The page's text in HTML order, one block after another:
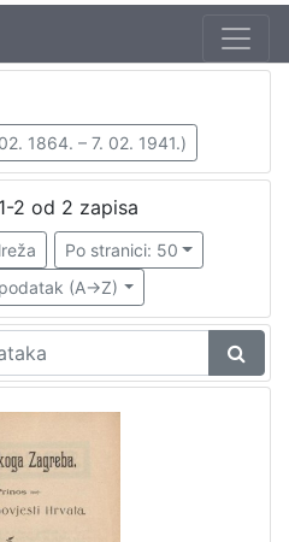
– 7. 02. 1941.)
1864. – 7. 02. 1941.)
2 od 2 zapisa
Po stranici: 50
(A->Z)